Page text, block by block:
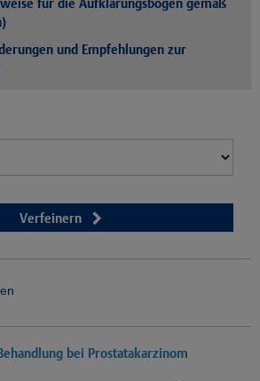
für die Aufklärungsbögen gemäß
und Empfehlungen zur
Verfeinern
bei Prostatakarzinom